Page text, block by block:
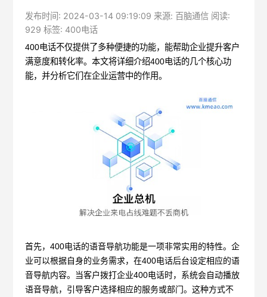
发布时间: 2024-03-14 09:19:09 来源: 百脑通信 阅读:
929 标签: 400电话
400电话不仅提供了多种便捷的功能，能帮助企业提升客户
满意度和转化率。本文将详细介绍400电话的几个核心功
能，并分析它们在企业运营中的作用。
首先，400电话的语音导航功能是一项非常实用的特性。企
业可以根据自身的业务需求，在400电话后台设定相应的语
音导航内容。当客户拨打企业400电话时，系统会自动播放
语音导航，引导客户选择相应的服务或部门。这种方式不